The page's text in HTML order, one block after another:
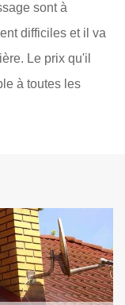
sont à
difficiles et il va
Le prix qu'il
à toutes les